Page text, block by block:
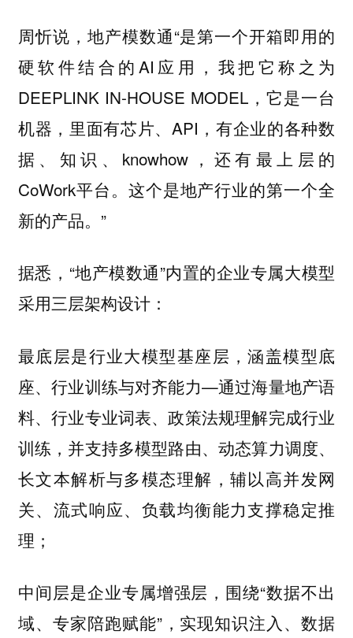
周忻说，地产模数通“是第一个开箱即用的
硬软件结合的AI应用，我把它称之为
DEEPLINK IN-HOUSE MODEL，它是一台
机器，里面有芯片、API，有企业的各种数
据、知识、knowhow，还有最上层的
CoWork平台。这个是地产行业的第一个全
新的产品。”
据悉，“地产模数通”内置的企业专属大模型
采用三层架构设计：
最底层是行业大模型基座层，涵盖模型底
座、行业训练与对齐能力—通过海量地产语
料、行业专业词表、政策法规理解完成行业
训练，并支持多模型路由、动态算力调度、
长文本解析与多模态理解，辅以高并发网
关、流式响应、负载均衡能力支撑稳定推
理；
中间层是企业专属增强层，围绕“数据不出
域、专家陪跑赋能”，实现知识注入、数据